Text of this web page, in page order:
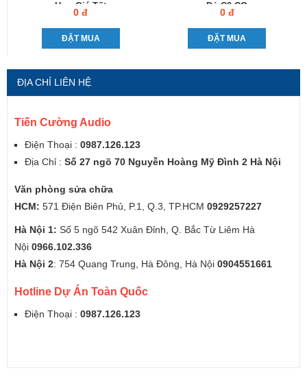
Hay, Giá Tốt
0 đ
ĐẶT MUA
Đỏ C0-CQ
0 đ
ĐẶT MUA
ĐỊA CHỈ LIÊN HỆ
Tiến Cường Audio
Điện Thoại : 0987.126.123
Địa Chỉ : Số 27 ngõ 70 Nguyễn Hoàng Mỹ Đình 2 Hà Nội
Văn phòng sửa chữa
HCM: 571 Điện Biên Phủ, P.1, Q.3, TP.HCM 0929257227
Hà Nội 1: Số 5 ngõ 542 Xuân Đỉnh, Q. Bắc Từ Liêm Hà
Nội 0966.102.336
Hà Nội 2: 754 Quang Trung, Hà Đông, Hà Nội 0904551661
Hotline Dự Án Toàn Quốc
Điện Thoại : 0987.126.123